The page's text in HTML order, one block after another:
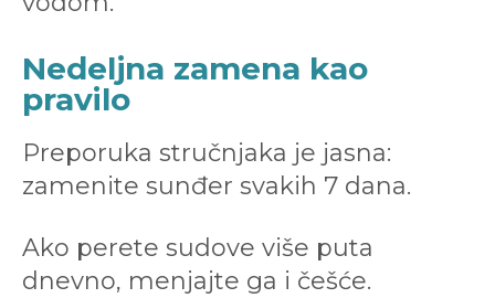
Nedeljna zamena kao
pravilo
Preporuka stručnjaka je jasna:
zamenite sunđer svakih 7 dana.
Ako perete sudove više puta
dnevno, menjajte ga i češće.